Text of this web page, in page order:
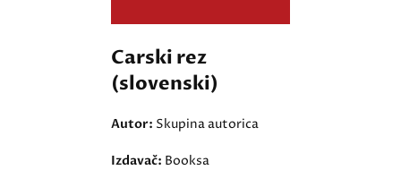
Carski rez
(slovenski)
Autor: Skupina autorica
Izdavač: Booksa